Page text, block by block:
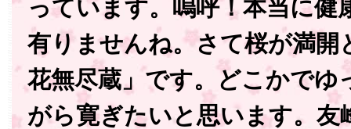
っています。嗚呼！本当に健
有りませんね。さて桜が満開
花無尽蔵」です。どこかでゆ
がら寛ぎたいと思います。友